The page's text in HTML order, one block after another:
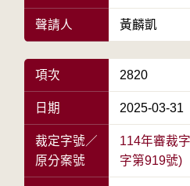
聲請人 黃麟凱
項次 2820
日期 2025-03-31
裁定字號／
原分案號
114年審裁
字第919號)